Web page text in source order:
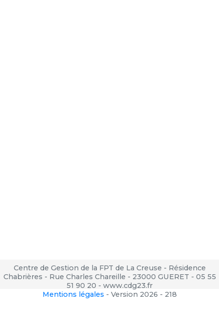
Centre de Gestion de la FPT de La Creuse - Résidence
Chabrières - Rue Charles Chareille - 23000 GUERET - 05 55
51 90 20 - www.cdg23.fr
Mentions légales - Version 2026 - 218